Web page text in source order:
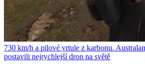
730 km/h a pilové vrtule z karbonu.
postavili nejrychlejší dron na světě